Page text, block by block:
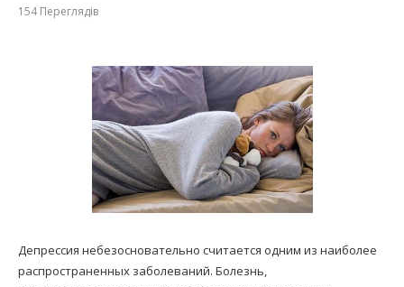
154Переглядів
Депрессия небезосновательно считается одним из наиболее
распространенных заболеваний. Болезнь,